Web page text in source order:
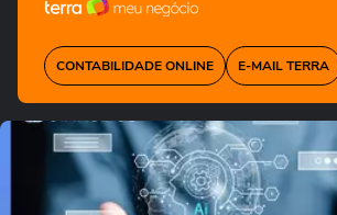
CONTABILIDADE ONLINE E-MAIL TERRA
Ops!
Não foi possível reproduzir o